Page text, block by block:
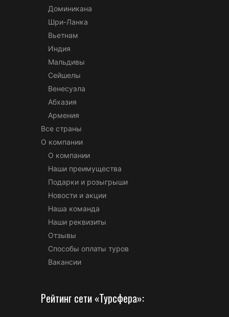
Доминикана
Шри-Ланка
Вьетнам
Индия
Мальдивы
Сейшелы
Венесуэла
Абхазия
Армения
Все страны
О компании
О компании
Наши преимущества
Подарки и розыгрыши
Новости и акции
Наша команда
Наши реквизиты
Отзывы
Способы оплаты туров
Вакансии
Рейтинг сети «Турсфера»: